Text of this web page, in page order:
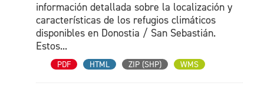
información detallada sobre la localización y
características de los refugios climáticos
disponibles en Donostia / San Sebastián.
Estos...
PDF HTML ZIP (SHP) WMS